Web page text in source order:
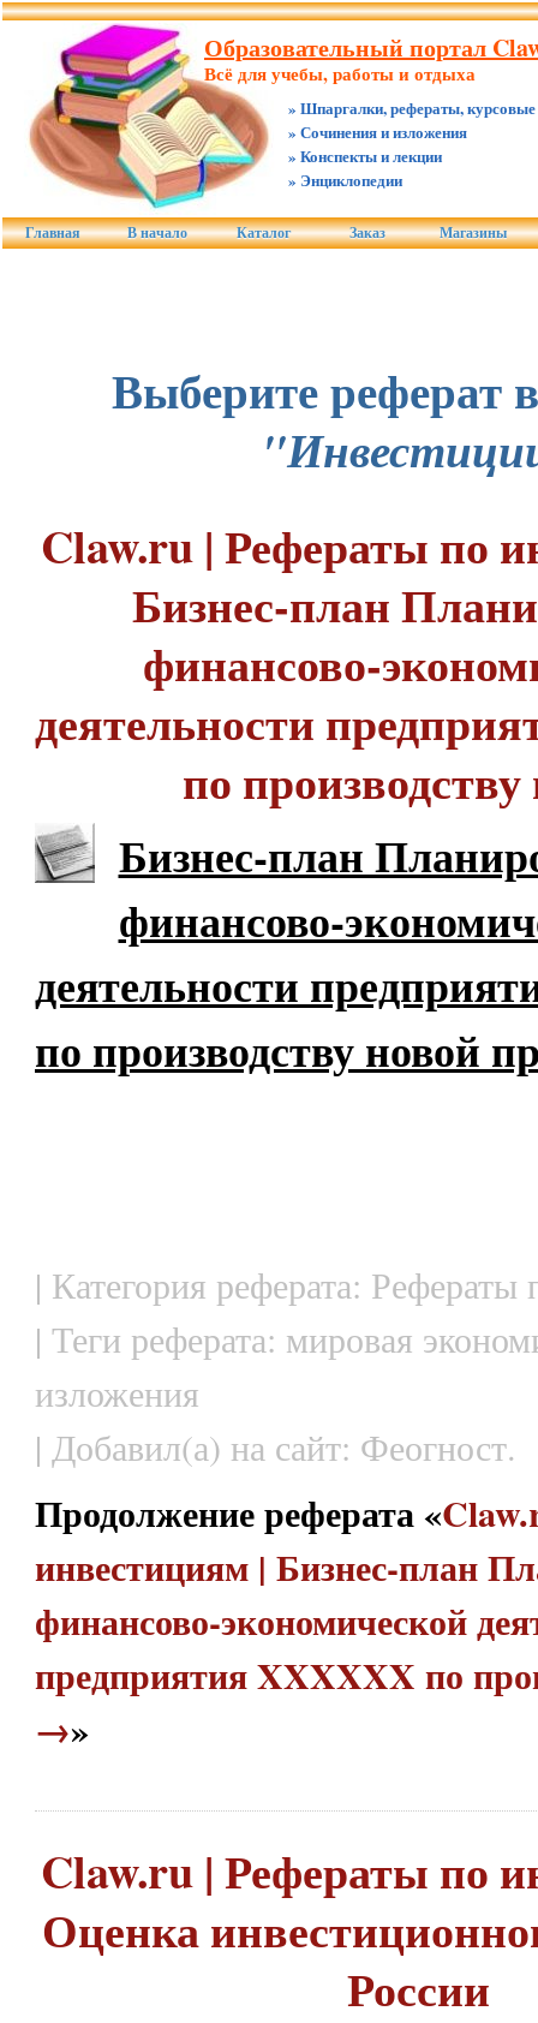
Образовательный портал
Всё для учебы, работы и отдыха
» Шпаргалки, рефераты, курсовые
» Сочинения и изложения
» Конспекты и лекции
» Энциклопедии
Главная В начало Каталог Заказ Магазины
Выберите реферат
Claw.ru | Рефераты по
Бизнес-план
финансово-
деятельности
по
Бизнес-план
финансово-
деятельности
по производству новой
| Категория реферата:
| Теги реферата: мировая
изложения
| Добавил(а) на сайт: Феогност.
Продолжение реферата «
инвестициям | Бизнес-план
финансово-экономической
предприятия XXXXXX по
→»
Claw.ru | Рефераты по
Оценка
России